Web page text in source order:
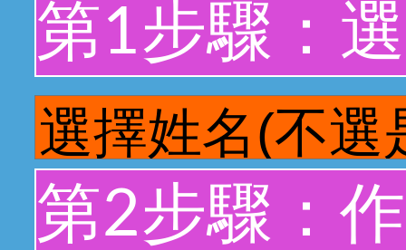
第1步驟：
第2步驟：